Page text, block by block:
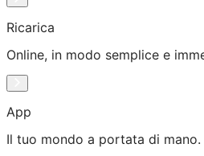
Ricarica
Online, in modo semplice e
App
Il tuo mondo a portata di mano.